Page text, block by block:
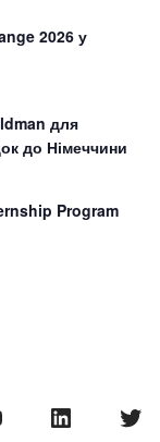
2026 у
для
до Німеччини
Program